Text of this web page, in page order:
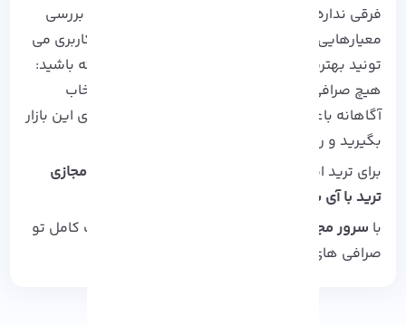
فرقی نداره تازه‌ کار باشید یا معامله‌ گر حرفه‌ ای! با بررسی
معیارهایی مثل امنیت، کارمزد، نقدینگی و تجربه کاربری می‌
تونید بهترین گزینه رو انتخاب کنید. به خاطر داشته باشید:
هیچ صرافی کامل و بی‌ نقصی وجود نداره، اما انتخاب
آگاهانه باعث میشه بیشترین بهره رو از فرصت‌ های این بازار
بگیرید و ریسک‌ هاتون رو به حداقل برسونید.
برای ترید امن‌ تر و بدون محدودیت، داشتن
سرور مجازی
ترید با آی‌ پی ثابت
با سرور مجازی ترید آذرسیس
با سرعت بالا و امنیت کامل تو
صرافی‌ های معتبر معامله کنید.